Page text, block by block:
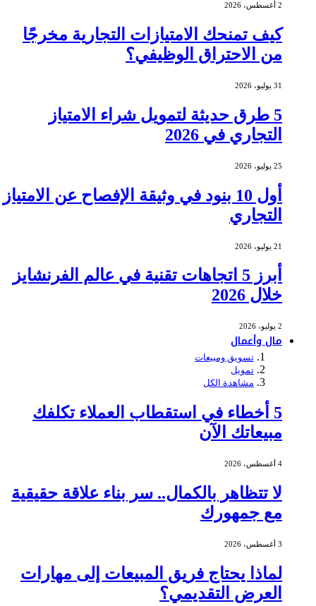
2 أغسطس، 2026
كيف تمنحك الامتيازات التجارية مخرجًا
من الاحتراق الوظيفي؟
31 يوليو، 2026
5 طرق حديثة لتمويل شراء الامتياز
التجاري في 2026
25 يوليو، 2026
أول 10 بنود في وثيقة الإفصاح عن الامتياز
التجاري
21 يوليو، 2026
أبرز 5 اتجاهات تقنية في عالم الفرنشايز
خلال 2026
2 يوليو، 2026
مال وأعمال
تسويق ومبيعات
تمويل
مشاهدة الكل
5 أخطاء في استقطاب العملاء تكلفك
مبيعاتك الآن
4 أغسطس، 2026
لا تتظاهر بالكمال.. سر بناء علاقة حقيقية
مع جمهورك
3 أغسطس، 2026
لماذا يحتاج فريق المبيعات إلى مهارات
العرض التقديمي؟